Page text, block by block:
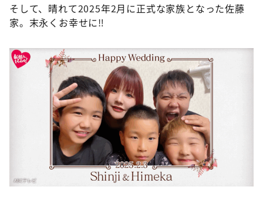
そして、晴れて2025年2月に正式な家族となった佐藤
家。末永くお幸せに‼